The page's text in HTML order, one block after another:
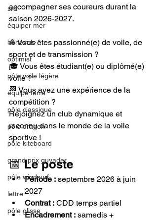
srd
équiper mer
bénévole
optimist
pôle voile légère
équipe terre
pôle classique
pôle dragon
pôle kiteboard
grand prix guyader
pôle windsurf
lettre
pôle glisse
accompagner ses coureurs durant la
saison 2026-2027.
⛵ Vous êtes passionné(e) de voile, de
sport et de transmission ?
🎓 Vous êtes étudiant(e) ou diplômé(e)
voile ?
🏁 Vous avez une expérience de la
compétition ?
Rejoignez un club dynamique et
reconnu dans le monde de la voile
sportive !
📅 Le poste
Période : septembre 2026 à juin
2027
Contrat : CDD temps partiel
Encadrement : samedis +